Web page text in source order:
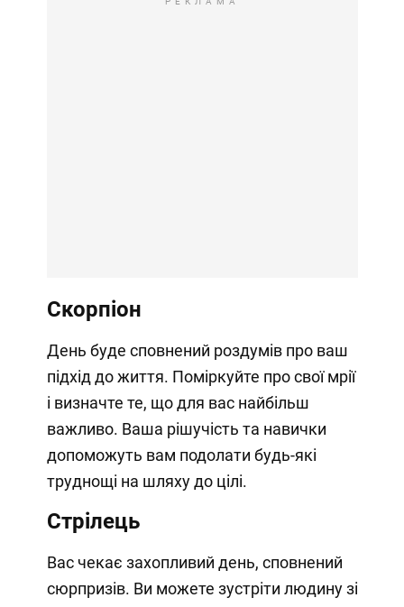
Скорпіон
День буде сповнений роздумів про ваш
підхід до життя. Поміркуйте про свої мрії
і визначте те, що для вас найбільш
важливо. Ваша рішучість та навички
допоможуть вам подолати будь-які
труднощі на шляху до цілі.
Стрілець
Вас чекає захопливий день, сповнений
сюрпризів. Ви можете зустріти людину зі